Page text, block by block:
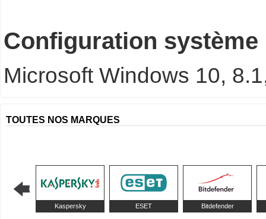
Configuration système
Microsoft Windows 10,
TOUTES NOS MARQUES
Kaspersky ESET Bitdefender